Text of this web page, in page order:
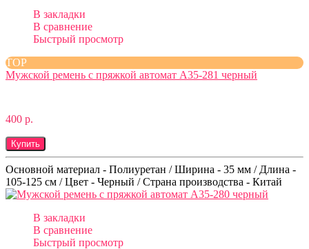
В закладки
В сравнение
Быстрый просмотр
TOP
Мужской ремень с пряжкой автомат A35-281 черный
400 р.
Купить
Основной материал - Полиуретан / Ширина - 35 мм / Длина -
105-125 см / Цвет - Черный / Страна производства - Китай
В закладки
В сравнение
Быстрый просмотр